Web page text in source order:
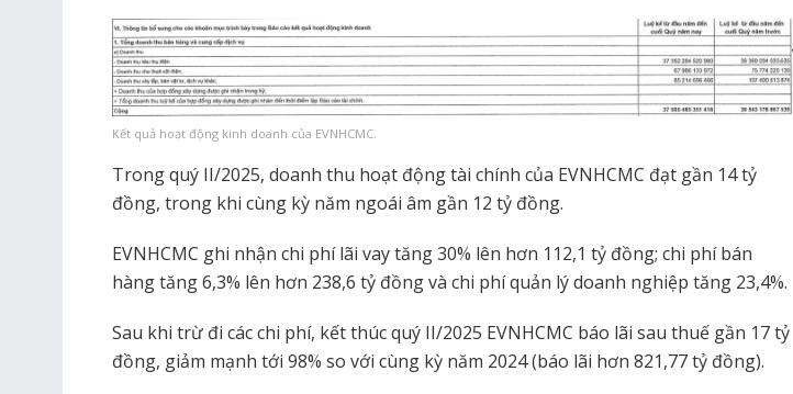
Kết quả hoạt động kinh doanh của EVNHCMC.
Trong quý II/2025, doanh thu hoạt động tài chính của EVNHCMC đạt gần 14 tỷ
đồng, trong khi cùng kỳ năm ngoái âm gần 12 tỷ đồng.
EVNHCMC ghi nhận chi phí lãi vay tăng 30% lên hơn 112,1 tỷ đồng; chi phí bán
hàng tăng 6,3% lên hơn 238,6 tỷ đồng và chi phí quản lý doanh nghiệp tăng 23,4%.
Sau khi trừ đi các chi phí, kết thúc quý II/2025 EVNHCMC báo lãi sau thuế gần 17 tỷ
đồng, giảm mạnh tới 98% so với cùng kỳ năm 2024 (báo lãi hơn 821,77 tỷ đồng).